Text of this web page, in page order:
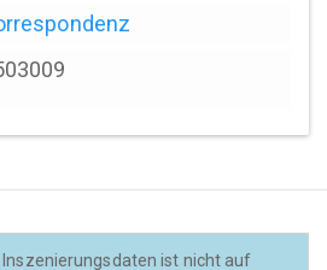
Inszenierungsdaten ist nicht auf